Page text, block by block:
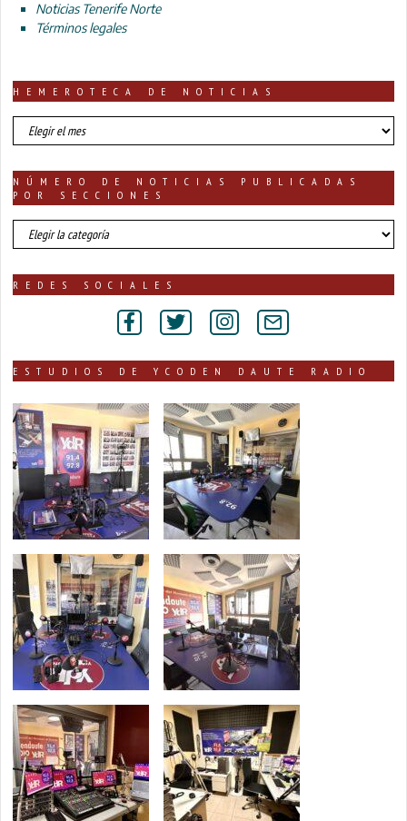
Noticias Tenerife Norte
Términos legales
HEMEROTECA DE NOTICIAS
HEMEROTECA
DE
NÚMERO DE NOTICIAS PUBLICADAS
POR SECCIONES
número
de
publicadas
REDES SOCIALES
ESTUDIOS DE YCODEN DAUTE RADIO